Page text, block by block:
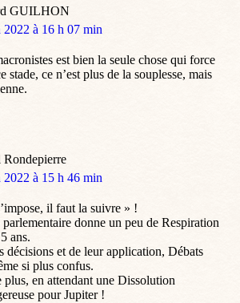
GUILHON
2022 à 16 h 07 min
est bien la seule chose qui force
ce n’est plus de la souplesse, mais
2022 à 15 h 46 min
il faut la suivre » !
donne un peu de Respiration
ans.
décisions et de leur application, Débats
si plus confus.
en attendant une Dissolution
pour Jupiter !